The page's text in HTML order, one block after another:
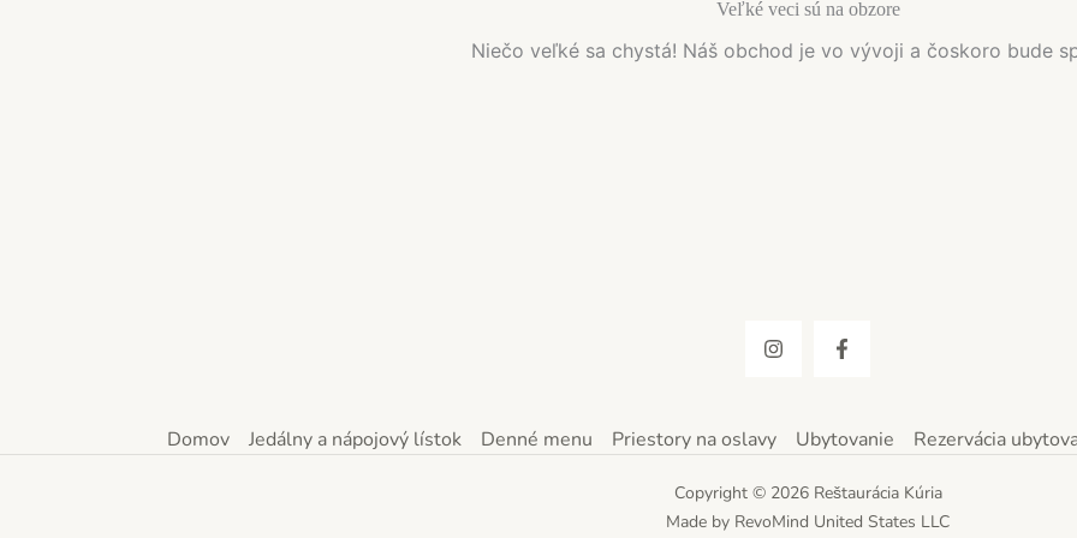
Veľké veci sú na obzore
Niečo veľké sa chystá! Náš obchod je vo vývoji a čoskoro bude
Domov Jedálny a nápojový lístok Denné menu Priestory na oslavy Ubytovanie Rezervácia
Copyright © 2026 Reštaurácia Kúria
Made by RevoMind United States LLC